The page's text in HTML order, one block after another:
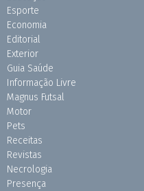
Esporte
Economia
Editorial
Exterior
Guia Saúde
Informação Livre
Magnus Futsal
Motor
Pets
Receitas
Revistas
Necrologia
Presença